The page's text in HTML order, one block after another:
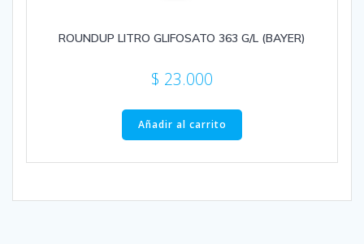
ROUNDUP LITRO GLIFOSATO 363 G/L (BAYER)
$ 23.000
Añadir al carrito